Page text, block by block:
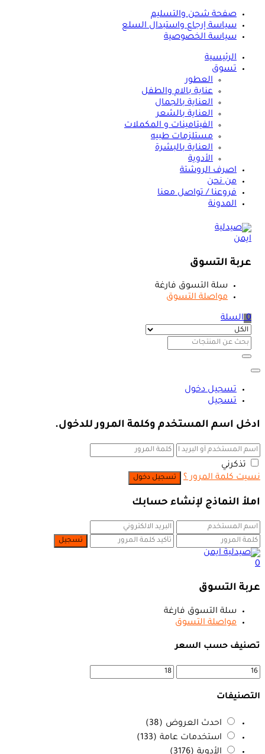
صفحة شحن والتسليم
سياسة إرجاع واستبدال السلع
سياسة الخصوصية
الرئيسية
تسوق
العطور
عناية بالام والطفل
العناية بالجمال
العناية بالشعر
الفيتامينات و المكملات
مستلزمات طبيه
العناية بالبشرة
الأدوية
اصرف الروشتة
من نحن
فروعنا / تواصل معنا
المدونة
عربة التسوق
سلة التسوق فارغة
مواصلة التسوق
0 السلة
تسجيل دخول
تسجيل
ادخل اسم المستخدم وكلمة المرور للدخول.
تذكرني
نسيت كلمة المرور ؟
املأ النماذج لإنشاء حسابك
0
عربة التسوق
سلة التسوق فارغة
مواصلة التسوق
تصنيف حسب السعر
التصنيفات
احدث العروض (38)
استخدمات عامة (133)